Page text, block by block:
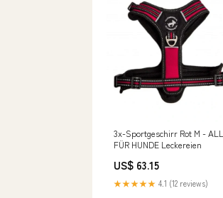
3x-Sportgeschirr Rot M -
FÜR HUNDE Leckereien
US$ 63.15
★★★★★ 4.1 (12 reviews)